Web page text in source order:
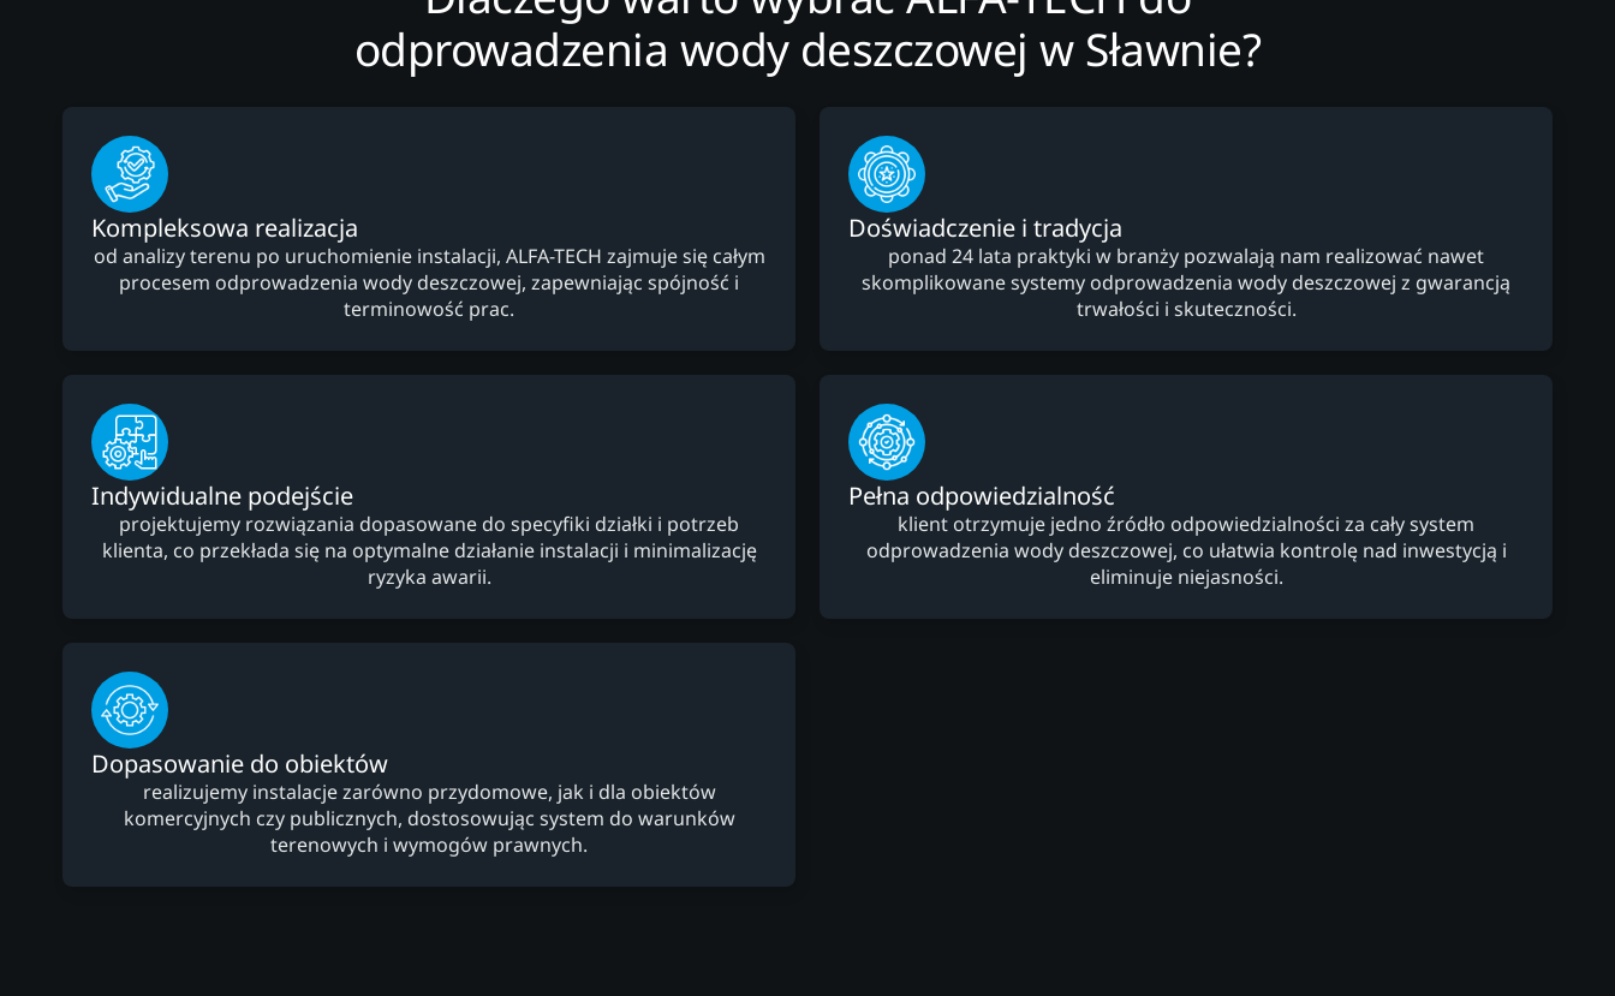
odprowadzenia wody deszczowej w Sławnie?
Kompleksowa realizacja
od analizy terenu po uruchomienie instalacji, ALFA-TECH zajmuje się całym
procesem odprowadzenia wody deszczowej, zapewniając spójność i
terminowość prac.
Doświadczenie i tradycja
ponad 24 lata praktyki w branży pozwalają nam realizować nawet
skomplikowane systemy odprowadzenia wody deszczowej z gwarancją
trwałości i skuteczności.
Indywidualne podejście
projektujemy rozwiązania dopasowane do specyfiki działki i potrzeb
klienta, co przekłada się na optymalne działanie instalacji i minimalizację
ryzyka awarii.
Pełna odpowiedzialność
klient otrzymuje jedno źródło odpowiedzialności za cały system
odprowadzenia wody deszczowej, co ułatwia kontrolę nad inwestycją i
eliminuje niejasności.
Dopasowanie do obiektów
realizujemy instalacje zarówno przydomowe, jak i dla obiektów
komercyjnych czy publicznych, dostosowując system do warunków
terenowych i wymogów prawnych.